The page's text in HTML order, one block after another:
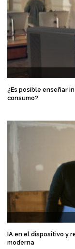
¿Es posible enseñar
consumo?
IA en el dispositivo y
moderna